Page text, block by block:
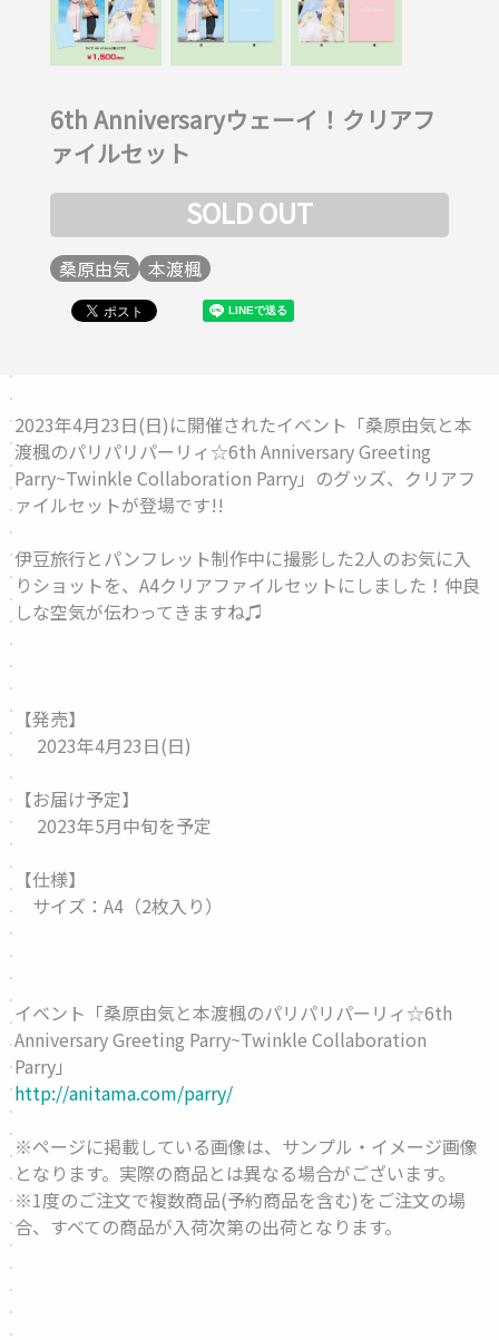
6th Anniversaryウェーイ！クリアフ
ァイルセット
SOLD OUT
桑原由気 本渡楓
2023年4月23日(日)に開催されたイベント「桑原由気と本
渡楓のパリパリパーリィ☆6th Anniversary Greeting
Parry~Twinkle Collaboration Parry」のグッズ、 クリアフ
ァイルセットが登場です!!
伊豆旅行とパンフレット制作中に撮影した2人のお気に入
りショットを、A4クリアファイルセットにしました！仲良
しな空気が伝わってきますね♫
【発売】
2023年4月23日(日)
【お届け予定】
2023年5月中旬を予定
【仕様】
サイズ：A4（2枚入り）
イベント「桑原由気と本渡楓のパリパリパーリィ☆6th
Anniversary Greeting Parry~Twinkle Collaboration
Parry」
http://anitama.com/parry/
※ページに掲載している画像は、サンプル・イメージ画像
となります。実際の商品とは異なる場合がございます。
※1度のご注文で複数商品(予約商品を含む)をご注文の場
合、すべての商品が入荷次第の出荷となります。